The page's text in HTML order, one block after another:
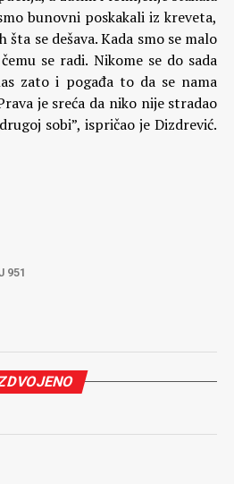
bunovni poskakali iz kreveta,
se dešava. Kada smo se malo
se radi. Nikome se do sada
zato i pogađa to da se nama
je sreća da niko nije stradao
sobi”, ispričao je Dizdrević.
951